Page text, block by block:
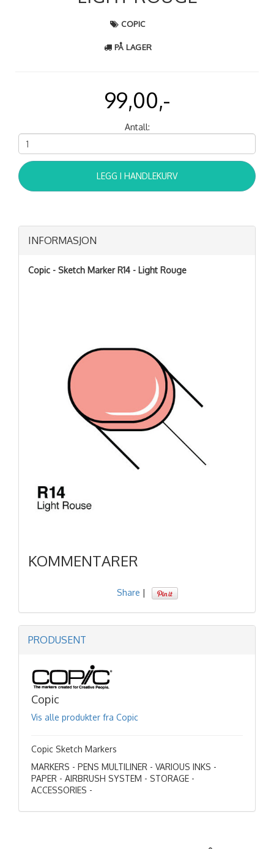
COPIC
PÅ LAGER
99,00,-
Antall:
LEGG I HANDLEKURV
INFORMASJON
Copic - Sketch Marker R14 - Light Rouge
KOMMENTARER
Share |
PRODUSENT
Copic
Vis alle produkter fra Copic
Copic Sketch Markers
MARKERS - PENS MULTILINER - VARIOUS INKS -
PAPER - AIRBRUSH SYSTEM - STORAGE -
ACCESSORIES -